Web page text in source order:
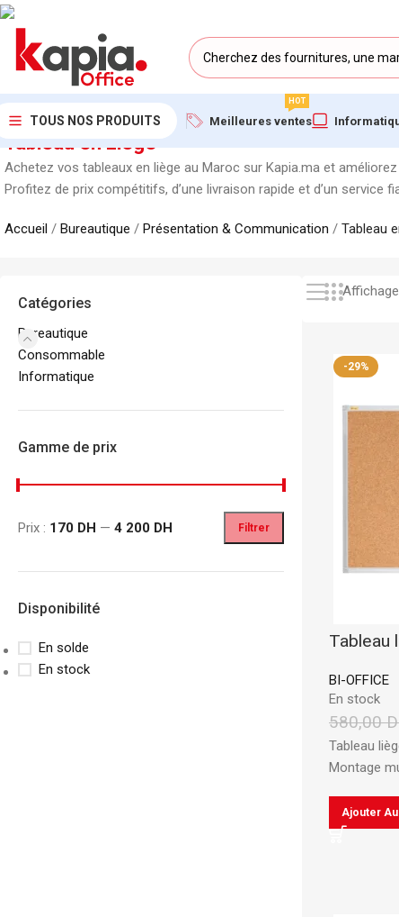
TOUS NOS PRODUITS
CLASSEURS
Classeur à Levier
AUTRES
Spirale
Pochette
Panier à
Enveloppe
Meilleures ventes
HOT
Tableau en Liège
Achetez vos tableaux en liège au Maroc sur Kapia.ma et
Profitez de prix compétitifs, d’une livraison rapide et d’un service
Accueil / Bureautique / Présentation & Communication / Tableau
Catégories
Bureautique
Consommable
Informatique
Gamme de prix
Filtrer
Prix : 170 DH — 4 200 DH
Disponibilité
En solde
En stock
-29%
Tableau
BI-OFFICE
En stock
580,00
Tableau
Montage
Ajouter